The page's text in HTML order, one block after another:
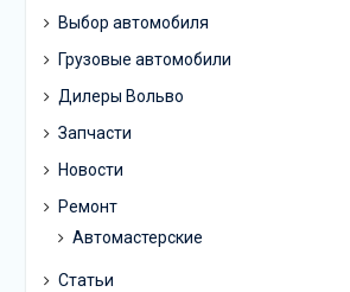
Выбор автомобиля
Грузовые автомобили
Дилеры Вольво
Запчасти
Новости
Ремонт
Автомастерские
Статьи